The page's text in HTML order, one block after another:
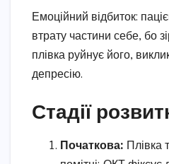
Емоційний відбиток:
втрату частини себе, бо
плівка руйнує його,
депресію.
Стадії
Початкова: Плівка